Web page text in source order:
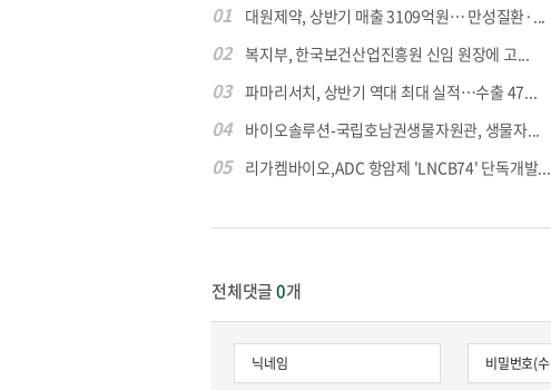
01 대원제약, 상반기 매출 3109억원… 만성질환·...
02 복지부, 한국보건산업진흥원 신임 원장에 고...
03 파마리서치, 상반기 역대 최대 실적…수출 47...
04 바이오솔루션-국립호남권생물자원관, 생물자...
05 리가켐바이오,ADC 항암제 'LNCB74' 단독개발...
전체댓글0개